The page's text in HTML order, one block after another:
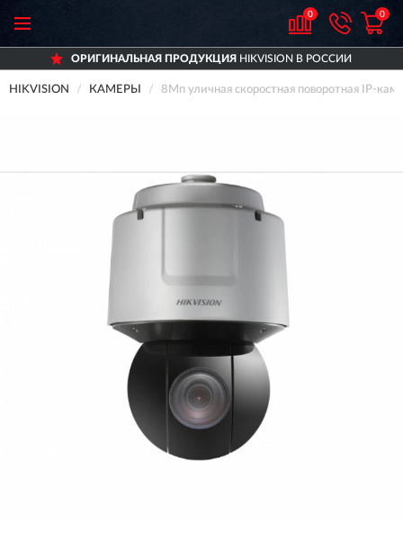
0 0
ОРИГИНАЛЬНАЯ ПРОДУКЦИЯHIKVISION В РОССИИ
HIKVISION КАМЕРЫ 8Мп уличная скоростная поворотная IP-